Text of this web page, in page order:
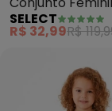
e Blusa
(Bege)
SELECT
R$ 32,99R$